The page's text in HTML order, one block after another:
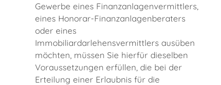
Gewerbe eines Finanzanlagenvermittlers,
eines Honorar-Finanzanlagenberaters
oder eines
Immobiliardarlehensvermittlers ausüben
möchten, müssen Sie hierfür dieselben
Voraussetzungen erfüllen, die bei der
Erteilung einer Erlaubnis für die